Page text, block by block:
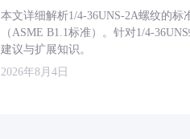
本文详细解析1/4-36UNS-2A螺纹的
（ASME B1.1标准）。针对1/4-
建议与扩展知识。
2026年8月4日